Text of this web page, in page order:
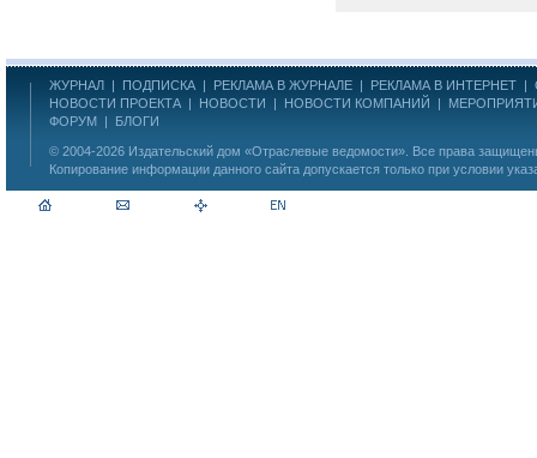
ЖУРНАЛ | ПОДПИСКА | РЕКЛАМА В ЖУРНАЛЕ | РЕКЛАМА В ИНТЕРНЕТ |
НОВОСТИ ПРОЕКТА | НОВОСТИ | НОВОСТИ КОМПАНИЙ |
ФОРУМ | БЛОГИ
© 2004-2026 Издательский дом «Отраслевые ведомости» . Все права
Копирование информации данного сайта допускается только при условии